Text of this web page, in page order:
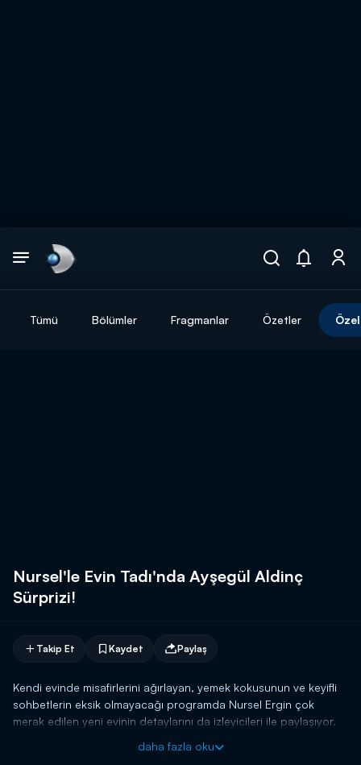
Tümü Bölümler Fragmanlar Özetler
Nursel'le Evin Tadı'nda Ayşegül Aldinç
Sürprizi!
Takip Et Kaydet Paylaş
Kendi evinde misafirlerini ağırlayan, yemek kokusunun ve keyifli
sohbetlerin eksik olmayacağı programda Nursel Ergin çok
merak edilen yeni evinin detaylarını da izleyicileri ile paylaşıyor.
tariflerini seyircilerin beğenisine sunuyor.
daha fazla oku